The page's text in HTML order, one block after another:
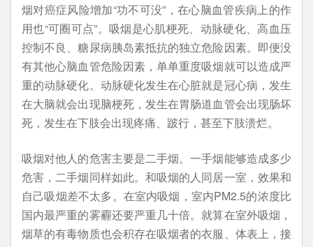
烟对癌症风险增加“功不可没”，在心脑血管疾病上的作
用也“可圈可点”。吸烟是心肌梗死、动脉硬化、高血压
控制不良、糖尿病胰岛素抵抗的独立危险因素。即便没
有其他心脑血管危险因素，单单重度吸烟就可以造成严
重的动脉硬化。动脉硬化发生在心脏就是冠心病，发生
在大脑就会出现脑梗死，发生在胃肠道血管会出现肠坏
死，发生在下肢会出现疼痛、跛行，甚至下肢溃烂。
吸烟对他人的危害主要是二手烟。一手烟能够造成多少
危害，二手烟同样如此。和吸烟的人同居一室，效果和
自己吸烟差不太多。在室内吸烟，室内PM2.5的浓度比
国内最严重的雾霾还要严重几十倍。就算在室外吸烟，
烟草的有毒物质也会积存在吸烟者的衣服、体表上，接